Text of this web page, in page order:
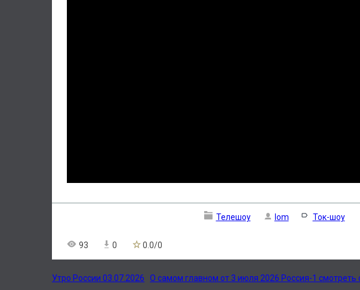
Телешоу lom Ток-шоу
93 0 0.0/0
Утро России 03.07.2026 О самом главном от 3 июля 2026 Россия-1 смотреть